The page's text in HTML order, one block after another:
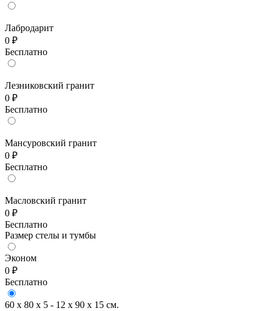
Лабродарит
0 ₽
Бесплатно
Лезниковский гранит
0 ₽
Бесплатно
Мансуровский гранит
0 ₽
Бесплатно
Масловский гранит
0 ₽
Бесплатно
Размер стелы и тумбы
Эконом
0 ₽
Бесплатно
60 x 80 x 5 - 12 x 90 x 15 см.